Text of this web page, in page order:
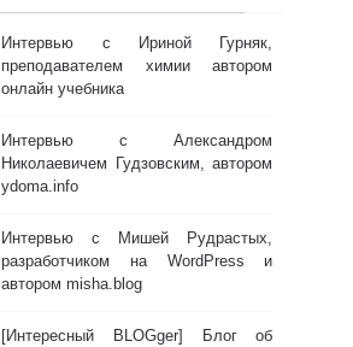
Интервью с Ириной Гурняк,
преподавателем химии автором
онлайн учебника
Интервью с Александром
Николаевичем Гудзовским, автором
ydoma.info
Интервью с Мишей Рудрастых,
разработчиком на WordPress и
автором misha.blog
[Интересный BLOGger] Блог об